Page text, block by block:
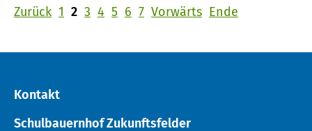
Zurück 1 2 3 4 5 6 7 Vorwärts Ende
Kontakt
Schulbauernhof Zukunftsfelder